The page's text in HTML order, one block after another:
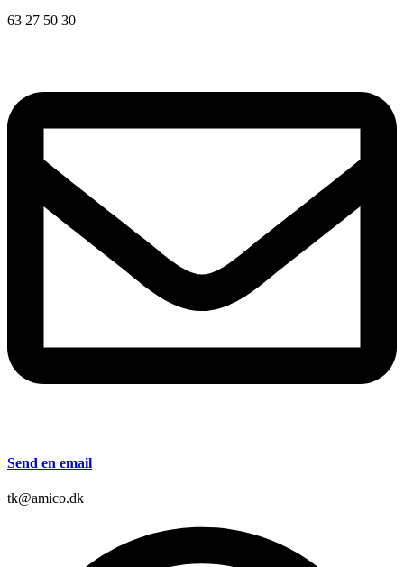
63 27 50 30
Send en email
tk@amico.dk